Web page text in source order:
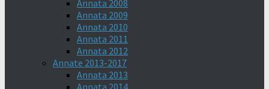
Annata 2008
Annata 2009
Annata 2010
Annata 2011
Annata 2012
Annate 2013-2017
Annata 2013
Annata 2014